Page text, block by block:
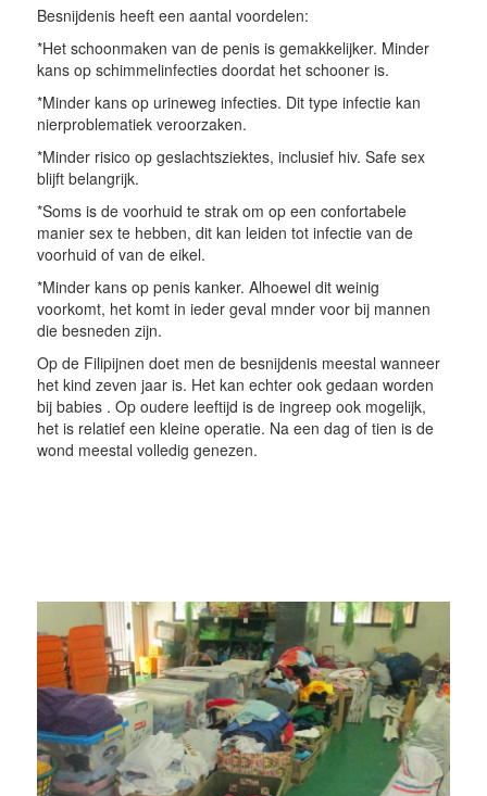
Besnijdenis heeft een aantal voordelen:
*Het schoonmaken van de penis is gemakkelijker. Minder
kans op schimmelinfecties doordat het schooner is.
*Minder kans op urineweg infecties. Dit type infectie kan
nierproblematiek veroorzaken.
*Minder risico op geslachtsziektes, inclusief hiv. Safe sex
blijft belangrijk.
*Soms is de voorhuid te strak om op een confortabele
manier sex te hebben, dit kan leiden tot infectie van de
voorhuid of van de eikel.
*Minder kans op penis kanker. Alhoewel dit weinig
voorkomt, het komt in ieder geval mnder voor bij mannen
die besneden zijn.
Op de Filipijnen doet men de besnijdenis meestal wanneer
het kind zeven jaar is. Het kan echter ook gedaan worden
bij babies . Op oudere leeftijd is de ingreep ook mogelijk,
het is relatief een kleine operatie. Na een dag of tien is de
wond meestal volledig genezen.